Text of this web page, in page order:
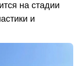
на стадии
и